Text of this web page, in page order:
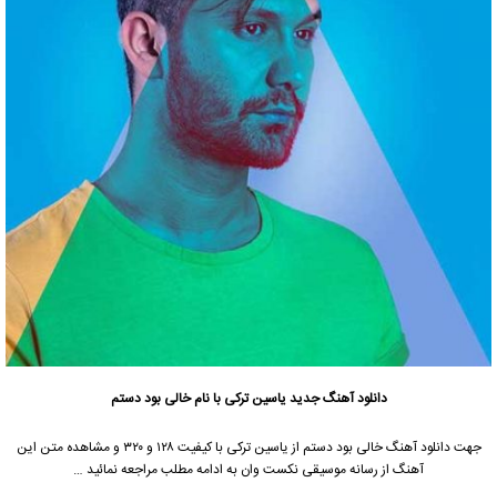
دانلود آهنگ جدیدیاسین ترکی با نام خالی بود دستم
جهت دانلود آهنگ خالی بود دستم از یاسین ترکی
با کیفیت ۱۲۸ و ۳۲۰ و مشاهده متن این
آهنگ از رسانه موسیقی نکست وان به ادامه مطلب مراجعه نمائید …